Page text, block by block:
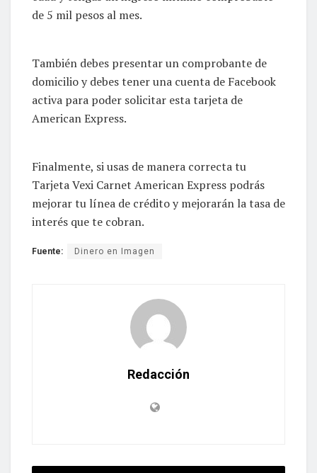
de 5 mil pesos al mes.
También debes presentar un comprobante de
domicilio y debes tener una cuenta de Facebook
activa para poder solicitar esta tarjeta de
American Express.
Finalmente, si usas de manera correcta tu
Tarjeta Vexi Carnet American Express podrás
mejorar tu línea de crédito y mejorarán la tasa de
interés que te cobran.
Fuente: Dinero en Imagen
Redacción